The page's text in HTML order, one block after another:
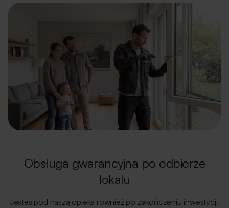
Obsługa gwarancyjna po odbiorze
lokalu
Jesteś pod naszą opieką również po zakończeniu inwestycji.